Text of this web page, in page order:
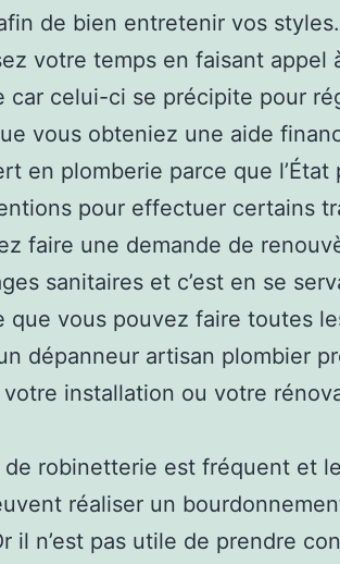
de bien entretenir vos
votre temps en faisant appel
car celui-ci se précipite pour
vous obteniez une aide
en plomberie parce que
pour effectuer certains
faire une demande de
sanitaires et c’est en se
que vous pouvez faire toutes
dépanneur artisan plombier
installation ou votre
robinetterie est fréquent et
réaliser un
il n’est pas utile de prendre